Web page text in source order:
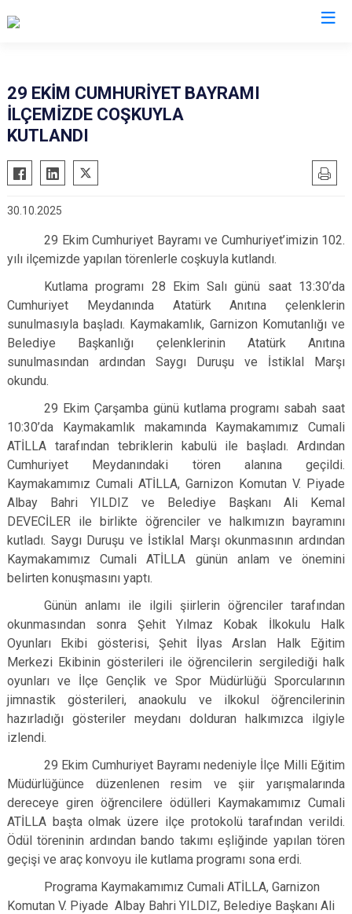
Ayvalık
Bandırma
Dursunbey
Edremit
Gömeç
Gönen
Havran
Savaştepe
Sındırgı
Susurluk
Karesi
Altıeylül
29 EKİM CUMHURİYET BAYRAMI
İLÇEMİZDE COŞKUYLA
KUTLANDI
30.10.2025
29 Ekim Cumhuriyet Bayramı ve Cumhuriyet’imizin 102.
yılı ilçemizde yapılan törenlerle coşkuyla kutlandı.
Kutlama programı 28 Ekim Salı günü saat 13:30’da
Cumhuriyet Meydanında Atatürk Anıtına çelenklerin
sunulmasıyla başladı. Kaymakamlık, Garnizon Komutanlığı ve
Belediye Başkanlığı çelenklerinin Atatürk Anıtına
sunulmasından ardından Saygı Duruşu ve İstiklal Marşı
okundu.
29 Ekim Çarşamba günü kutlama programı sabah saat
10:30’da Kaymakamlık makamında Kaymakamımız Cumali
ATİLLA tarafından tebriklerin kabulü ile başladı. Ardından
Cumhuriyet Meydanındaki tören alanına geçildi.
Kaymakamımız Cumali ATİLLA, Garnizon Komutan V. Piyade
Albay Bahri YILDIZ ve Belediye Başkanı Ali Kemal
DEVECİLER ile birlikte öğrenciler ve halkımızın bayramını
kutladı. Saygı Duruşu ve İstiklal Marşı okunmasının ardından
Kaymakamımız Cumali ATİLLA günün anlam ve önemini
belirten konuşmasını yaptı.
Günün anlamı ile ilgili şiirlerin öğrenciler tarafından
okunmasından sonra Şehit Yılmaz Kobak İlkokulu Halk
Oyunları Ekibi gösterisi, Şehit İlyas Arslan Halk Eğitim
Merkezi Ekibinin gösterileri ile öğrencilerin sergilediği halk
oyunları ve İlçe Gençlik ve Spor Müdürlüğü Sporcularının
jimnastik gösterileri, anaokulu ve ilkokul öğrencilerinin
hazırladığı gösteriler meydanı dolduran halkımızca ilgiyle
izlendi.
29 Ekim Cumhuriyet Bayramı nedeniyle İlçe Milli Eğitim
Müdürlüğünce düzenlenen resim ve şiir yarışmalarında
dereceye giren öğrencilere ödülleri Kaymakamımız Cumali
ATİLLA başta olmak üzere ilçe protokolü tarafından verildi.
Ödül töreninin ardından bando takımı eşliğinde yapılan tören
geçişi ve araç konvoyu ile kutlama programı sona erdi.
Programa Kaymakamımız Cumali ATİLLA, Garnizon
Komutan V. Piyade Albay Bahri YILDIZ, Belediye Başkanı Ali